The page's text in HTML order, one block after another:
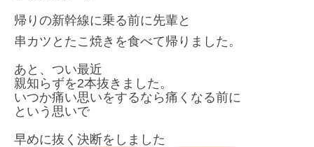
帰りの新幹線に乗る前に先輩と
串カツとたこ焼きを食べて帰りました。
あと、つい最近
親知らずを2本抜きました。
いつか痛い思いをするなら痛くなる前に
︎という思いで
早めに抜く決断をしました